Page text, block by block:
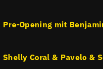
Pre-Opening mit
Shelly Coral & Pavelo &